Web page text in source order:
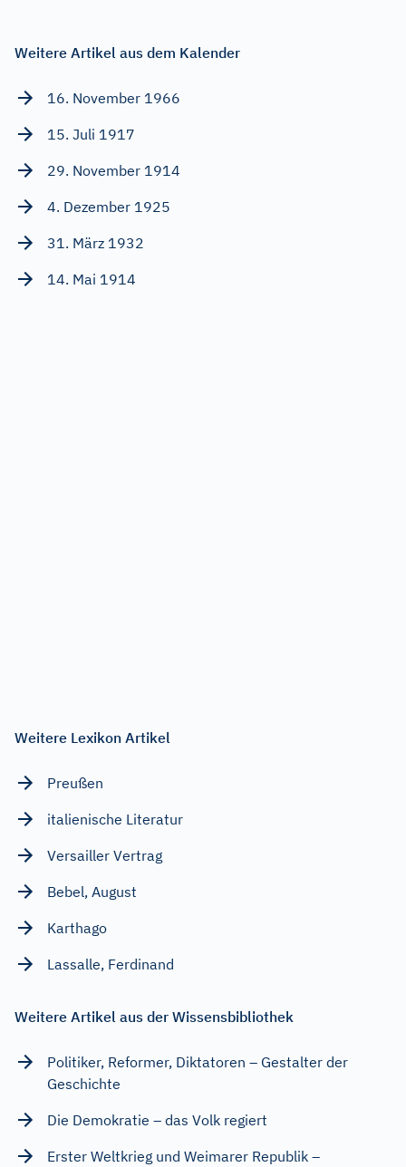
Weitere Artikel aus dem Kalender
16. November 1966
15. Juli 1917
29. November 1914
4. Dezember 1925
31. März 1932
14. Mai 1914
Weitere Lexikon Artikel
Preußen
italienische Literatur
Versailler Vertrag
Bebel, August
Karthago
Lassalle, Ferdinand
Weitere Artikel aus der Wissensbibliothek
Politiker, Reformer, Diktatoren – Gestalter der
Geschichte
Die Demokratie – das Volk regiert
Erster Weltkrieg und Weimarer Republik –